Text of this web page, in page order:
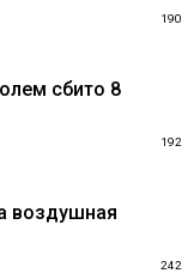
190
сбито 8
192
воздушная
242